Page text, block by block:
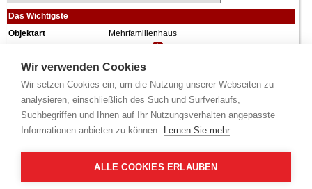
Wir verwenden Cookies
Wir setzen Cookies ein, um die Nutzung unserer Webseiten zu
analysieren, einschließlich des Such und Surfverlaufs,
Suchbegriffen und Ihnen auf Ihr Nutzungsverhalten angepasste
Informationen anbieten zu können. Lernen Sie mehr
ALLE COOKIES ERLAUBEN
Das Wichtigste
Objektart
Mehrfamilienhaus
Wiederholungstermin
Nein
ca. 1900
Grundstück
Wohnfläche
329 m²
Weiteres
3 Einheiten, ausgebautes Dachgeschoss,
Wertermittlung überwiegend vermietet.